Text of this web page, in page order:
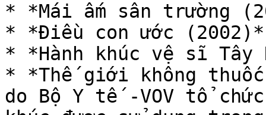
* *Mái ấm sân trường
* *Điều con ước (2002)*
* *Hành khúc vệ sĩ Tây
* *Thế giới không
do Bộ Y tế -VOV tổ